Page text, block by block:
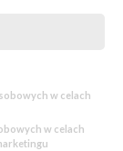
w celach
w celach